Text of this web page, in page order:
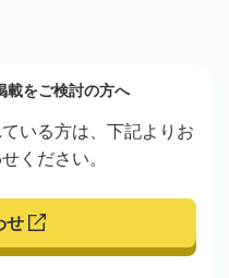
載をご検討の方へ
いる方は、下記よりお
ください。
せ